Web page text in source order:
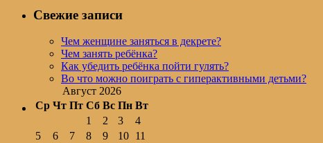
Свежие записи
Чем женщине заняться в декрете?
Чем занять ребёнка?
Как убедить ребёнка пойти гулять?
Во что можно поиграть с гиперактивными детьми?
Август 2026
Ср Чт Пт Сб Вс Пн Вт
1 2 3
4
5
6 7 8 9 10 11